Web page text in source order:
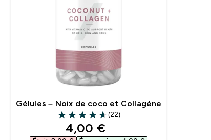
Gélules – Noix de coco et Collagène
4.64 out of 5 stars
(22)
discounted price
4,00 €‎